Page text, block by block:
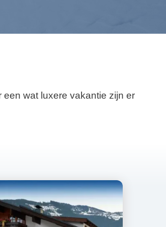
wat luxere vakantie zijn er